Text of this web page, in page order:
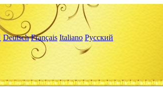
Deutsch Français Italiano Русский